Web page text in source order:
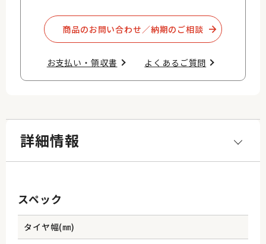
商品のお問い合わせ／納期のご相談​
お支払い・領収書​ よくあるご質問​
詳細情報
スペック
タイヤ幅(㎜)